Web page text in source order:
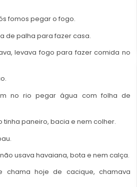
fomos pegar o fogo.
de palha para fazer casa.
levava fogo para fazer comida no
no rio pegar água com folha de
paneiro, bacia e nem colher.
usava havaiana, bota e nem calça.
chama hoje de cacique, chamava